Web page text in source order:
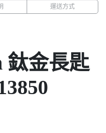
運送方式
鈦金長匙